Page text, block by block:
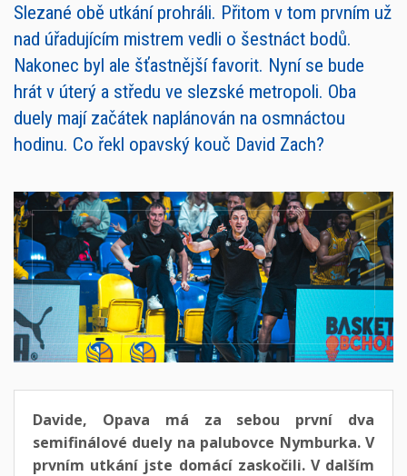
Slezané obě utkání prohráli. Přitom v tom prvním už
nad úřadujícím mistrem vedli o šestnáct bodů.
Nakonec byl ale šťastnější favorit. Nyní se bude
hrát v úterý a středu ve slezské metropoli. Oba
duely mají začátek naplánován na osmnáctou
hodinu. Co řekl opavský kouč David Zach?
Davide, Opava má za sebou první dva
semifinálové duely na palubovce Nymburka. V
prvním utkání jste domácí zaskočili. V dalším